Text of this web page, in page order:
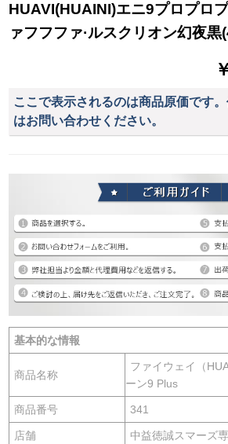
HUAVI(HUAINI)エニ9プロプロ
ァフフファ·ルスクリオン幻夜黒
ここで表示されるのは商品原価です
はお問い合わせください。
基本的な情報
商品名称
ファイウェイ（
ーン9 Plus
商品番号 341
店舗 中益徳誠スマーズ